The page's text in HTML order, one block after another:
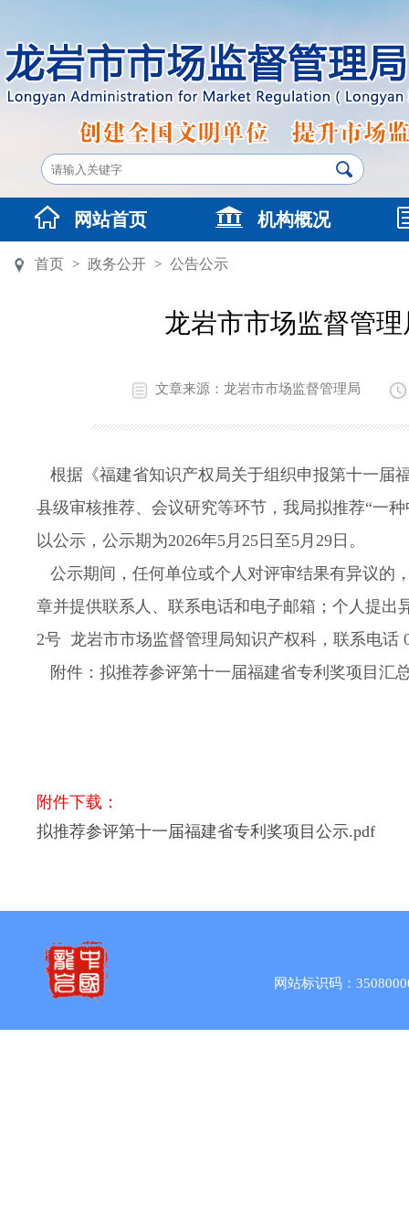
网站首页 机构概况
首页 > 政务公开 > 公告公示
龙岩市市场监督管
文章来源：龙岩市市场监督管理局
根据《福建省知识产权局关于组织申报第十一届
县级审核推荐、会议研究等环节，我局拟推荐“一
以公示，公示期为2026年5月25日至5月29日。
公示期间，任何单位或个人对评审结果有异议的
章并提供联系人、联系电话和电子邮箱；个人提
2号 龙岩市市场监督管理局知识产权科，联系电话
附件：拟推荐参评第十一届福建省专利奖项目汇
附件下载：
拟推荐参评第十一届福建省专利奖项目公示.pdf
网站标识码：